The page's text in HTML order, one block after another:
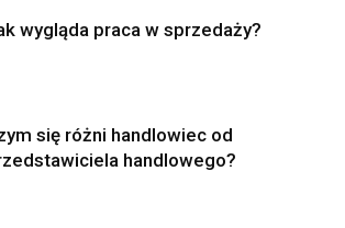
wygląda praca w sprzedaży?
się różni handlowiec od
handlowego?